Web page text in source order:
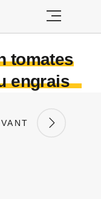
tomates
engrais